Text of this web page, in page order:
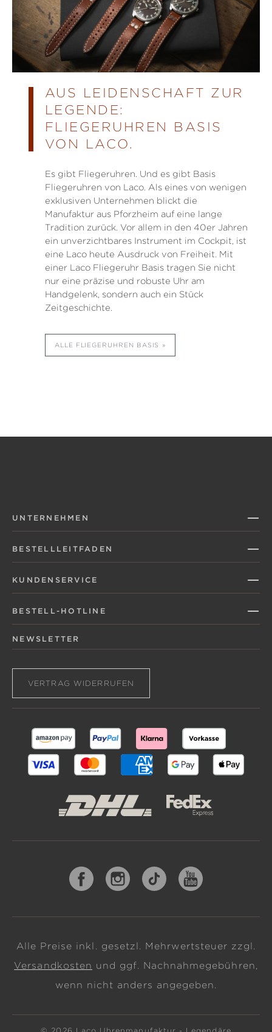
AUS LEIDENSCHAFT ZUR
LEGENDE:
FLIEGERUHREN BASIS
VON LACO.
Es gibt Fliegeruhren. Und es gibt Basis
Fliegeruhren von Laco. Als eines von wenigen
exklusiven Unternehmen blickt die
Manufaktur aus Pforzheim auf eine lange
Tradition zurück. Vor allem in den 40er Jahren
ein unverzichtbares Instrument im Cockpit, ist
eine Laco heute Ausdruck von Freiheit. Mit
einer Laco Fliegeruhr Basis tragen Sie nicht
nur eine präzise und robuste Uhr am
Handgelenk, sondern auch ein Stück
Zeitgeschichte.
ALLE FLIEGERUHREN BASIS
UNTERNEHMEN
BESTELLLEITFADEN
KUNDENSERVICE
BESTELL-HOTLINE
NEWSLETTER
VERTRAG WIDERRUFEN
Alle Preise inkl. gesetzl. Mehrwertsteuer zzgl.
Versandkosten und ggf. Nachnahmegebühren,
wenn nicht anders angegeben.